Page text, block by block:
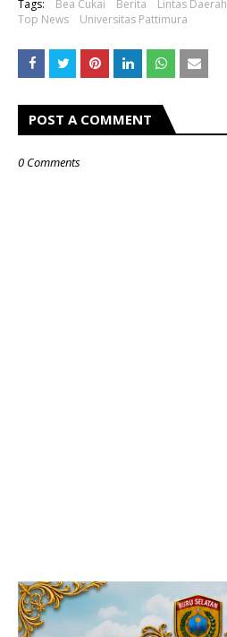
Tags: Bea Cukai Berita Lintas Daerah
Top News
Universitas Pattimura
POST A COMMENT
0 Comments